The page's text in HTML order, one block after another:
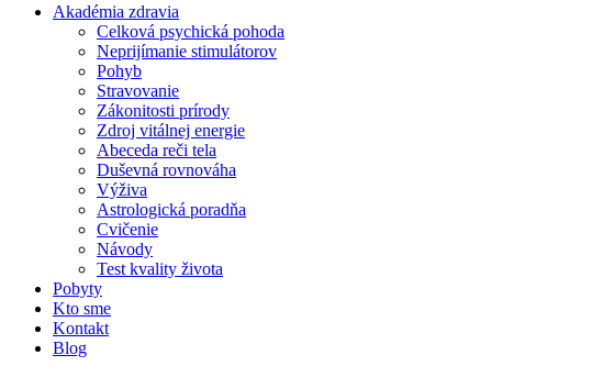
Akadémia zdravia
Celková psychická pohoda
Neprijímanie stimulátorov
Pohyb
Stravovanie
Zákonitosti prírody
Zdroj vitálnej energie
Abeceda reči tela
Duševná rovnováha
Výživa
Astrologická poradňa
Cvičenie
Návody
Test kvality života
Pobyty
Kto sme
Kontakt
Blog